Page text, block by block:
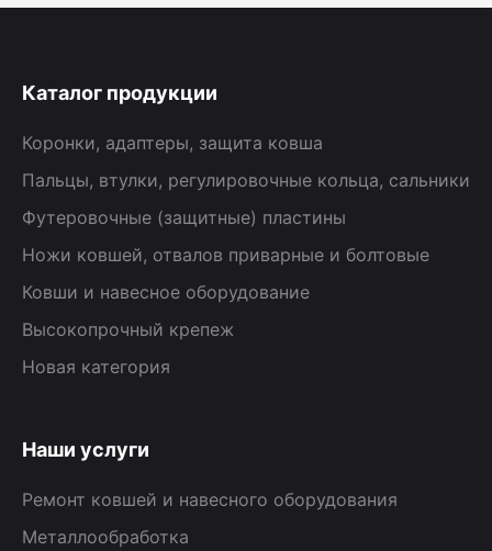
Каталог продукции
Коронки, адаптеры, защита ковша
Пальцы, втулки, регулировочные кольца, сальники
Футеровочные (защитные) пластины
Ножи ковшей, отвалов приварные и болтовые
Ковши и навесное оборудование
Высокопрочный крепеж
Новая категория
Наши услуги
Ремонт ковшей и навесного оборудования
Металлообработка